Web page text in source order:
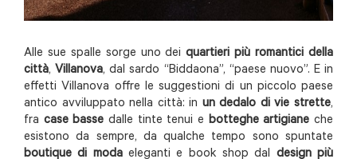
Alle sue spalle sorge uno deiquartieri più romantici della
città, Villanova, dal sardo “Biddaona”, “paese nuovo”. E in
effetti Villanova offre le suggestioni di un piccolo paese
antico avviluppato nella città: in un dedalo di vie strette,
fra case basse dalle tinte tenui e botteghe artigiane che
esistono da sempre, da qualche tempo sono spuntate
boutique di moda eleganti e book shop dal design più